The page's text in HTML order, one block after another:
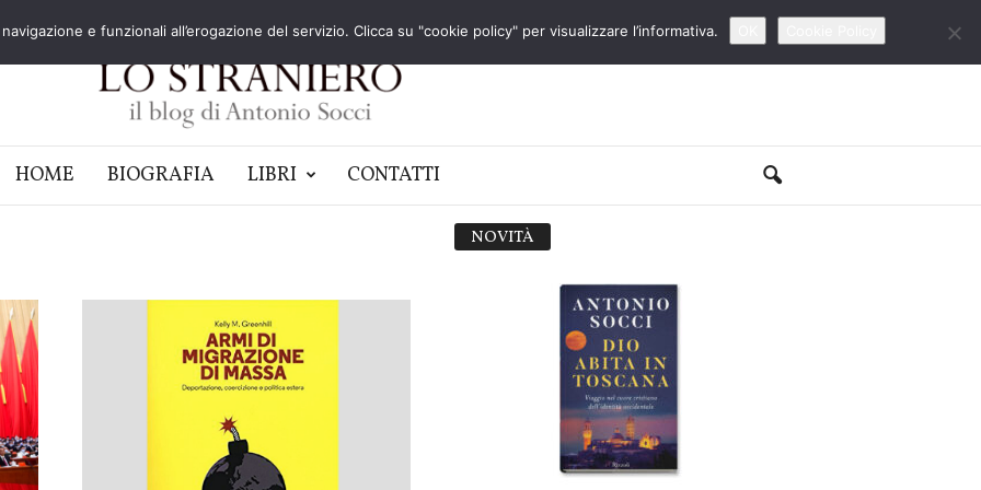
HOME BIOGRAFIA LIBRI CONTATTI
NOVITÀ
e funzionali all’erogazione del servizio. Clicca su "cookie policy" per visualizzare l’informativa.